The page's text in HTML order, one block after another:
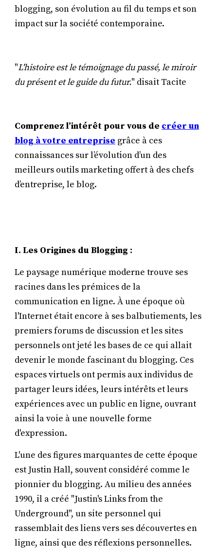
blogging, son évolution au fil du temps et son
impact sur la société contemporaine.
"L'histoire est le témoignage du passé, le miroir
du présent et le guide du futur." disait Tacite
Comprenez l’intérêt pour vous de créer un
blog à votre entreprise grâce à ces
connaissances sur l’évolution d’un des
meilleurs outils marketing offert à des chefs
d’entreprise, le blog.
I. Les Origines du Blogging :
Le paysage numérique moderne trouve ses
racines dans les prémices de la
communication en ligne. À une époque où
l'Internet était encore à ses balbutiements, les
premiers forums de discussion et les sites
personnels ont jeté les bases de ce qui allait
devenir le monde fascinant du blogging. Ces
espaces virtuels ont permis aux individus de
partager leurs idées, leurs intérêts et leurs
expériences avec un public en ligne, ouvrant
ainsi la voie à une nouvelle forme
d'expression.
L'une des figures marquantes de cette époque
est Justin Hall, souvent considéré comme le
pionnier du blogging. Au milieu des années
1990, il a créé "Justin's Links from the
Underground", un site personnel qui
rassemblait des liens vers ses découvertes en
ligne, ainsi que des réflexions personnelles.